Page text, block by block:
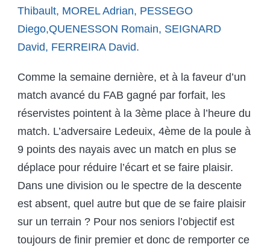
Thibault, MOREL Adrian, PESSEGO
Diego,QUENESSON Romain, SEIGNARD
David, FERREIRA David.
Comme la semaine dernière, et à la faveur d’un
match avancé du FAB gagné par forfait, les
réservistes pointent à la 3ème place à l’heure du
match. L’adversaire Ledeuix, 4ème de la poule à
9 points des nayais avec un match en plus se
déplace pour réduire l’écart et se faire plaisir.
Dans une division ou le spectre de la descente
est absent, quel autre but que de se faire plaisir
sur un terrain ? Pour nos seniors l’objectif est
toujours de finir premier et donc de remporter ce